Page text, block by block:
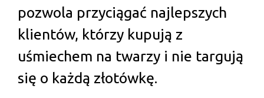
pozwola przyciągać najlepszych
klientów, którzy kupują z
uśmiechem na twarzy i nie targują
się o każdą złotówkę.